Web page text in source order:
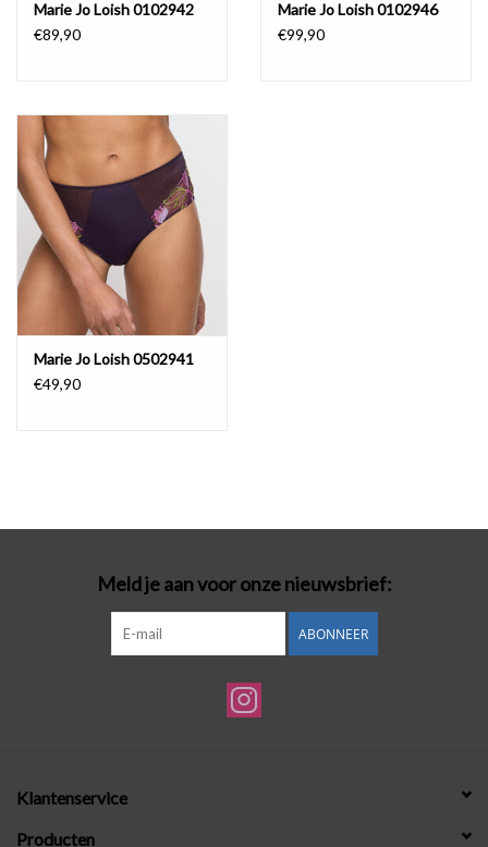
Marie Jo Loish 0102942
€89,90
Marie Jo Loish 0102946
€99,90
Marie Jo Loish 0502941
€49,90
Meld je aan voor onze nieuwsbrief:
ABONNEER
Klantenservice
Producten